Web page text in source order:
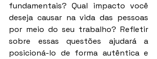
fundamentais? Qual impacto você
deseja causar na vida das pessoas
por meio do seu trabalho? Refletir
sobre essas questões ajudará a
posicioná-lo de forma autêntica e